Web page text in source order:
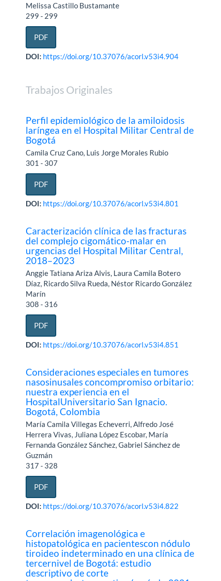
Melissa Castillo Bustamante
299 - 299
PDF
DOI: https://doi.org/10.37076/acorl.v53i4.904
Trabajos Originales
Perfil epidemiológico de la amiloidosis
laríngea en el Hospital Militar Central de
Bogotá
Camila Cruz Cano, Luis Jorge Morales Rubio
301 - 307
PDF
DOI: https://doi.org/10.37076/acorl.v53i4.801
Caracterización clínica de las fracturas
del complejo cigomático-malar en
urgencias del Hospital Militar Central,
2018–2023
Anggie Tatiana Ariza Alvis, Laura Camila Botero
Díaz, Ricardo Silva Rueda, Néstor Ricardo González
Marín
308 - 316
PDF
DOI: https://doi.org/10.37076/acorl.v53i4.851
Consideraciones especiales en tumores
nasosinusales concompromiso orbitario:
nuestra experiencia en el
HospitalUniversitario San Ignacio.
Bogotá, Colombia
María Camila Villegas Echeverri, Alfredo José
Herrera Vivas, Juliana López Escobar, María
Fernanda González Sánchez, Gabriel Sánchez de
Guzmán
317 - 328
PDF
DOI: https://doi.org/10.37076/acorl.v53i4.822
Correlación imagenológica e
histopatológica en pacientescon nódulo
tiroideo indeterminado en una clínica de
tercernivel de Bogotá: estudio
descriptivo de corte